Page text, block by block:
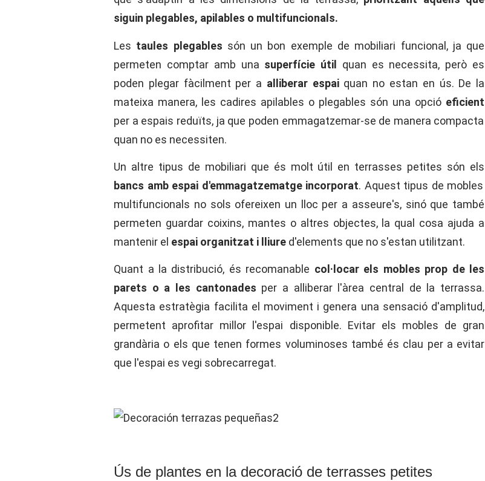
siguin plegables, apilables o multifuncionals.
Les taules plegables són un bon exemple de mobiliari funcional, ja que
permeten comptar amb una superfície útil quan es necessita, però es
poden plegar fàcilment per a alliberar espaiquan no estan en ús. De la
mateixa manera, les cadires apilables o plegables són una opció eficient
per a espais reduïts, ja que poden emmagatzemar-se de manera compacta
quan no es necessiten.
Un altre tipus de mobiliari que és molt útil en terrasses petites són els
bancs amb espai d'emmagatzematge incorporat. Aquest tipus de mobles
multifuncionals no sols ofereixen un lloc per a asseure's, sinó que també
permeten guardar coixins, mantes o altres objectes, la qual cosa ajuda a
mantenir el espai organitzat i lliure d'elements que no s'estan utilitzant.
Quant a la distribució, és recomanable col·locar els mobles prop de les
parets o a les cantonades per a alliberar l'àrea central de la terrassa.
Aquesta estratègia facilita el moviment i genera una sensació d'amplitud,
permetent aprofitar millor l'espai disponible. Evitar els mobles de gran
grandària o els que tenen formes voluminoses també és clau per a evitar
que l'espai es vegi sobrecarregat.
Ús de plantes en la decoració de terrasses petites